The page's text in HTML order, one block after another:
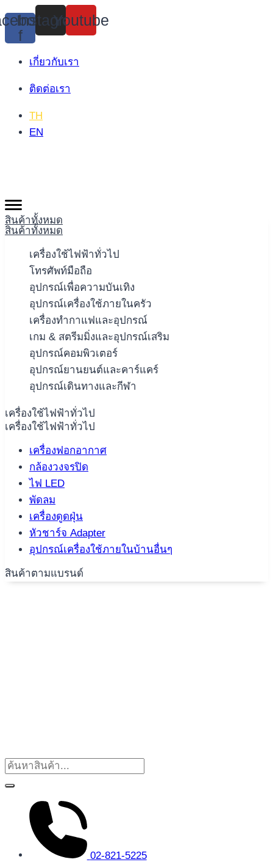
Skip
to
content
f
Instagram
Youtube
เกี่ยวกับเรา
ติดต่อเรา
TH
EN
สินค้าทั้งหมด
สินค้าทั้งหมด
เครื่องใช้ไฟฟ้าทั่วไป
โทรศัพท์มือถือ
อุปกรณ์เพื่อความบันเทิง
อุปกรณ์เครื่องใช้ภายในครัว
เครื่องทำกาแฟและอุปกรณ์
เกม & สตรีมมิ่งและอุปกรณ์เสริม
อุปกรณ์คอมพิวเตอร์
อุปกรณ์ยานยนต์และคาร์แคร์
อุปกรณ์เดินทางและกีฬา
เครื่องใช้ไฟฟ้าทั่วไป
เครื่องใช้ไฟฟ้าทั่วไป
เครื่องฟอกอากาศ
กล้องวงจรปิด
ไฟ LED
พัดลม
เครื่องดูดฝุ่น
หัวชาร์จ Adapter
อุปกรณ์เครื่องใช้ภายในบ้านอื่นๆ
สินค้าตามแบรนด์
02-821-5225